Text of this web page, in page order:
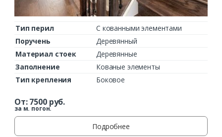
Тип перил
С кованными элементами
Поручень
Деревянный
Материал стоек
Деревянные
Заполнение
Кованые элементы
Тип крепления
Боковое
От:7500руб.
за м. погон.
Подробнее